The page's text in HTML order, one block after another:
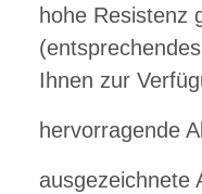
hohe Resistenz
Ihnen zur
hervorragende
ausgezeichnete